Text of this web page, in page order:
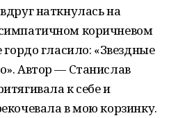
наткнулась на
коричневом
гордо гласило: «Звездные
Автор — Станислав
к себе и
в мою корзинку.